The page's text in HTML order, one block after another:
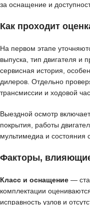
за оснащение и
Как проходит
На первом этапе
выпуска, тип двигателя и
сервисная история,
дилеров. Отдельно
трансмиссии и ходовой
Выездной осмотр
покрытия, работы
мультимедиа и состояния
Факторы,
Класс и оснащение —
комплектации
исправность узлов и